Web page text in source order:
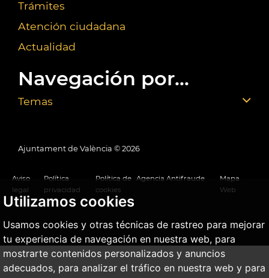
Utilizamos cookies
Usamos cookies y otras técnicas de rastreo para mejorar
tu experiencia de navegación en nuestra web, para
mostrarte contenidos personalizados y anuncios
adecuados, para analizar el tráfico en nuestra web y para
Trámites
Atención ciudadana
Actualidad
Navegación por...
Temas
Ajuntament de València © 2026
Aviso
legal
Política
privacidad
Política de
cookies
Agencia Antifraude
Mapa
Web